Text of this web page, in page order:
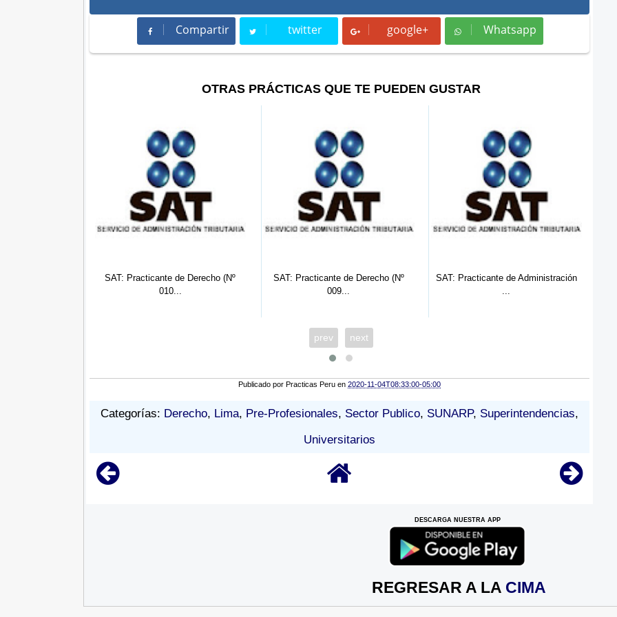
Compartir
Compartir twitter
Tweet google+ Whatsapp
Whatsapp
OTRAS PRÁCTICAS QUE TE PUEDEN GUSTAR
SAT: Practicante de Derecho (Nº
SAT: Practicante de Administración
OEFA: Practicante Comunicación
prev next
Publicado por Practicas Peru en 2020-11-04T08:33:00-05:00
Categorías: Derecho, Lima, Pre-Profesionales, Sector Publico, SUNARP, Superintendencias,
Universitarios
DESCARGA NUESTRA APP
REGRESAR A LA CIMA